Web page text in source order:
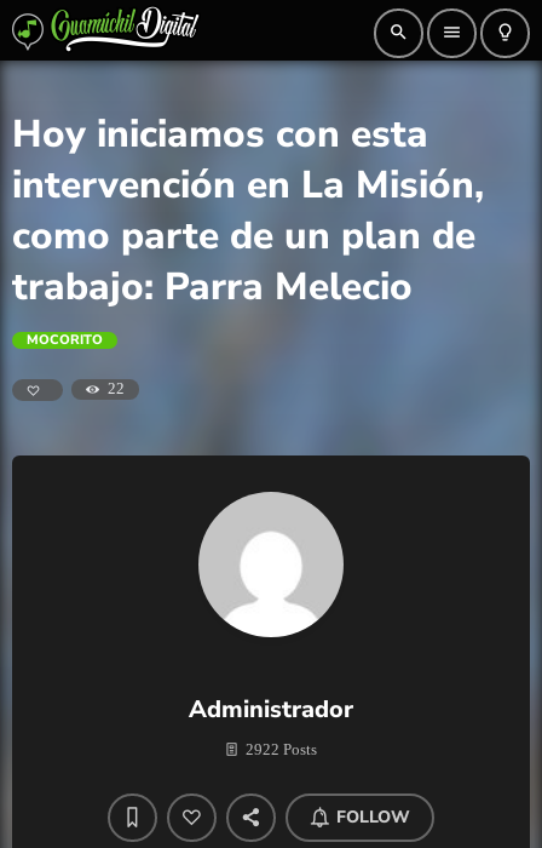
search menu lightbulb_outline
Hoy iniciamos con esta
intervención en La Misión,
como parte de un plan de
trabajo: Parra Melecio
MOCORITO
22
Administrador
2922 Posts
FOLLOW